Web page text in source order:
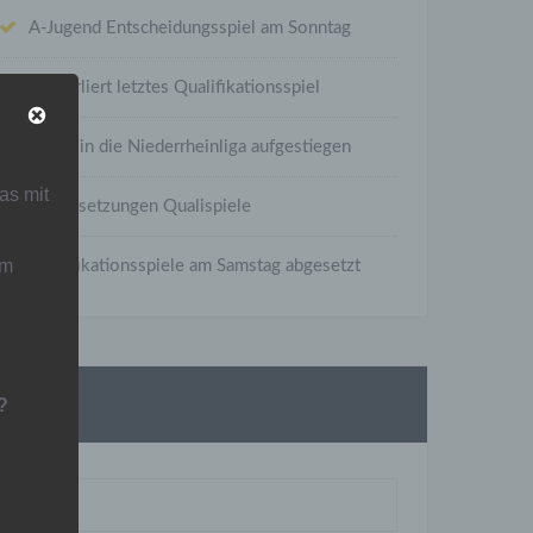
A-Jugend Entscheidungsspiel am Sonntag
C1 verliert letztes Qualifikationsspiel
C1 ist in die Niederrheinliga aufgestiegen
Neuansetzungen Qualispiele
Qualifikationsspiele am Samstag abgesetzt
mit